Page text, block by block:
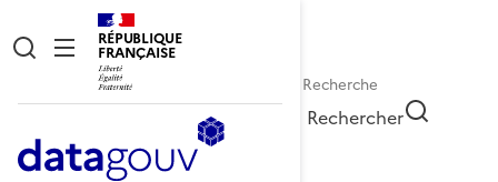
RÉPUBLIQUE
FRANÇAISE
Rechercher